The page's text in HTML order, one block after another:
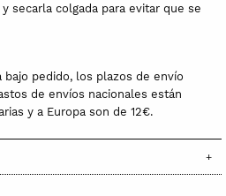
secarla colgada para evitar que se
pedido, los plazos de envío
de envíos nacionales están
y a Europa son de 12€.